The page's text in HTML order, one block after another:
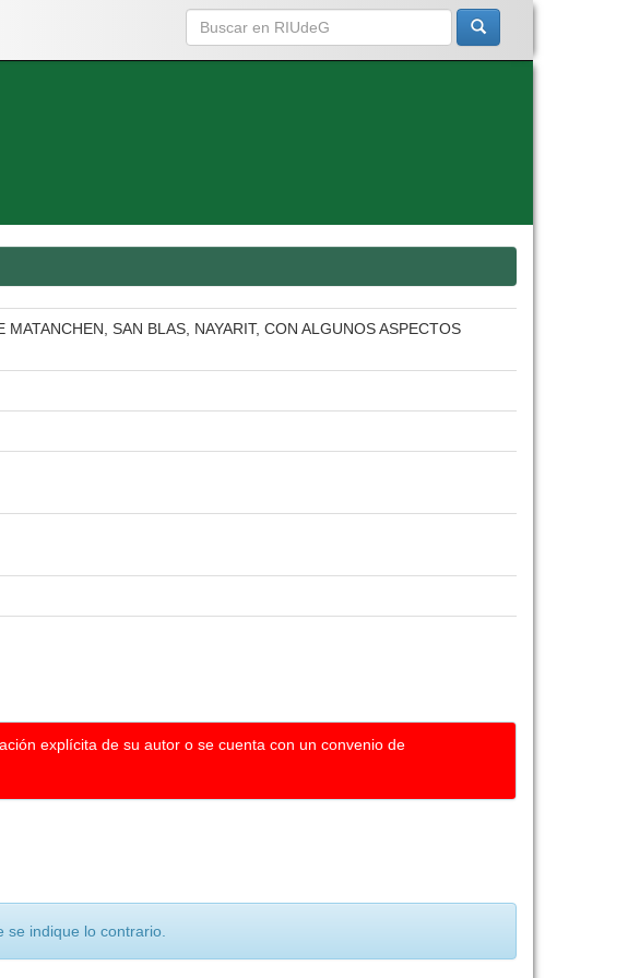
SAN BLAS, NAYARIT, CON ALGUNOS ASPECTOS
explícita de su autor o se cuenta con un convenio de
indique lo contrario.